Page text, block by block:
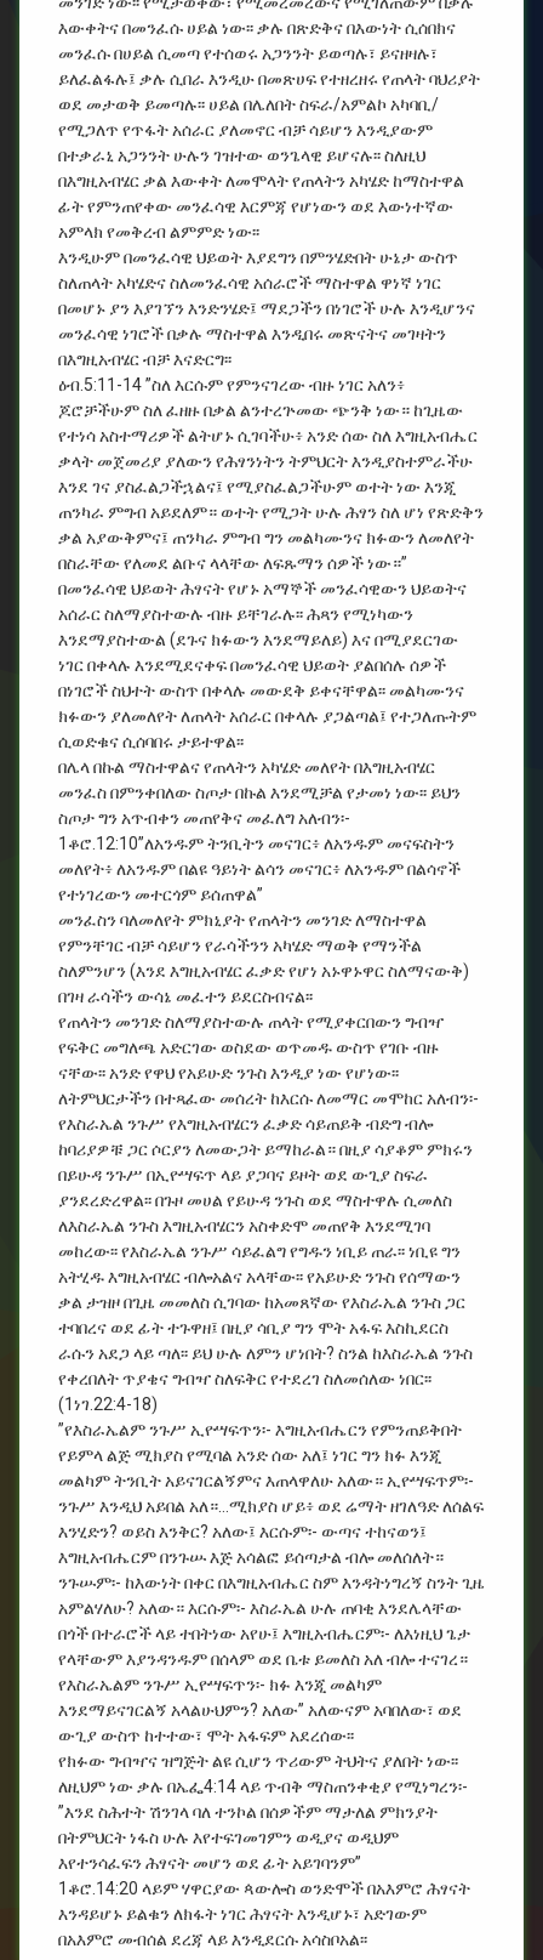
እውቀትና በመንፈሱ ሀይል ነው፡፡ ቃሉ በጽድቅና በእውነት ሲሰበክና
መንፈሱ በሀይል ሲመጣ የተሰወሩ አጋንንት ይወጣሉ፣ ይናዘዛሉ፣
ይለፈልፋሉ፤ ቃሉ ሲበራ እንዲሁ በመጽሀፍ የተዘረዘሩ የጠላት ባህሪያት
ወደ መታወቅ ይመጣሉ፡፡ ሀይል በሌለበት ስፍራ/አምልኮ አካባቢ/
የሚጋለጥ የጥፋት አሰራር ያለመኖር ብቻ ሳይሆን እንዲያውም
በተቃራኒ አጋንንት ሁሉን ገዝተው ወንጌላዊ ይሆናሉ፡፡ ስለዚህ
በእግዚአብሄር ቃል እውቀት ለመሞላት የጠላትን አካሄድ ከማስተዋል
ፊት የምንጠየቀው መንፈሳዊ እርምጃ የሆነውን ወደ እውነተኛው
አምላክ የመቅረብ ልምምድ ነው፡፡
እንዲሁም በመንፈሳዊ ህይወት እያደግን በምንሄድበት ሁኔታ ውስጥ
ስለጠላት አካሄድና ስለመንፈሳዊ አሰራሮች ማስተዋል ዋነኛ ነገር
በመሆኑ ያን እያገኘን እንድንሄድ፤ ማደጋችን በነገሮች ሁሉ እንዲሆንና
መንፈሳዊ ነገሮች በቃሉ ማስተዋል እንዲበሩ መጽናትና መገዛትን
በእግዚአብሄር ብቻ እናድርግ፡፡
ዕብ.5:11-14 ”ስለ እርሱም የምንናገረው ብዙ ነገር አለን፥
ጆሮቻችሁም ስለ ፈዘዙ በቃል ልንተረጕመው ጭንቅ ነው። ከጊዜው
የተነሳ አስተማሪዎች ልትሆኑ ሲገባችሁ፥ አንድ ሰው ስለ እግዚአብሔር
ቃላት መጀመሪያ ያለውን የሕፃንነትን ትምህርት እንዲያስተምራችሁ
እንደ ገና ያስፈልጋችኋልና፤ የሚያስፈልጋችሁም ወተት ነው እንጂ
ጠንካራ ምግብ አይደለም። ወተት የሚጋት ሁሉ ሕፃን ስለ ሆነ የጽድቅን
ቃል አያውቅምና፤ ጠንካራ ምግብ ግን መልካሙንና ክፉውን ለመለየት
በስራቸው የለመደ ልቡና ላላቸው ለፍጹማን ሰዎች ነው።”
በመንፈሳዊ ህይወት ሕፃናት የሆኑ አማኞች መንፈሳዊውን ህይወትና
አሰራር ስለማያስተውሉ ብዙ ይቸገራሉ፡፡ ሕጻን የሚነካውን
እንደማያስተውል (ደጉና ክፉውን እንደማይለይ) እና በሚያደርገው
ነገር በቀላሉ እንደሚደናቀፍ በመንፈሳዊ ህይወት ያልበሰሉ ሰዎች
በነገሮች ስህተት ውስጥ በቀላሉ መውደቅ ይቀናቸዋል፡፡ መልካሙንና
ክፉውን ያለመለየት ለጠላት አሰራር በቀላሉ ያጋልጣል፤ የተጋለጡትም
ሲወድቁና ሲሰባበሩ ታይተዋል፡፡
በሌላ በኩል ማስተዋልና የጠላትን አካሄድ መለየት በእግዚአብሄር
መንፈስ በምንቀበለው ስጦታ በኩል እንደሚቻል የታመነ ነው፡፡ ይህን
ስጦታ ግን አጥብቀን መጠየቅና መፈለግ አለብን፡-
1ቆሮ.12:10”ለአንዱም ትንቢትን መናገር፥ ለአንዱም መናፍስትን
መለየት፥ ለአንዱም በልዩ ዓይነት ልሳን መናገር፥ ለአንዱም በልሳኖች
የተነገረውን መተርጎም ይሰጠዋል”
መንፈስን ባለመለየት ምክኒያት የጠላትን መንገድ ለማስተዋል
የምንቸገር ብቻ ሳይሆን የራሳችንን አካሄድ ማወቅ የማንችል
ስለምንሆን (እንደ እግዚአብሄር ፈቃድ የሆነ አኑዋኑዋር ስለማናውቅ)
በገዛ ራሳችን ውሳኔ መፈተን ይደርስብናል፡፡
የጠላትን መንገድ ስለማያስተውሉ ጠላት የሚያቀርበውን ግብዣ
የፍቅር መግለጫ አድርገው ወስደው ወጥመዱ ውስጥ የገቡ ብዙ
ናቸው፡፡ አንድ የዋህ የአይሁድ ንጉስ እንዲያ ነው የሆነው፡፡
ለትምህርታችን በተጻፈው መሰረት ከእርሱ ለመማር መሞከር አለብን፡-
የእስራኤል ንጉሥ የእግዚአብሄርን ፈቃድ ሳይጠይቅ ብድግ ብሎ
ከባሪያዎቹ ጋር ሶርያን ለመውጋት ይማከራል። በዚያ ሳያቆም ምክሩን
በይሁዳ ንጉሥ በኢዮሣፍጥ ላይ ያጋባና ይዞት ወደ ውጊያ ስፍራ
ያንደረድረዋል፡፡ በጉዞ መሀል የይሁዳ ንጉስ ወደ ማስተዋሉ ሲመለስ
ለእስራኤል ንጉስ እግዚአብሄርን አስቀድሞ መጠየቅ እንደሚገባ
መከረው፡፡ የእስራኤል ንጉሥ ሳይፈልግ የግዱን ነቢይ ጠራ፡፡ ነቢዩ ግን
አትሂዱ እግዚአብሄር ብሎአልና አላቸው፡፡ የአይሁድ ንጉስ የሰማውን
ቃል ታዝዞ በጊዜ መመለስ ሲገባው ከአመጸኛው የእስራኤል ንጉስ ጋር
ተባበረና ወደ ፊት ተጉዋዘ፤ በዚያ ሳቢያ ግን ሞት አፋፍ እስኪደርስ
ራሱን አደጋ ላይ ጣለ፡፡ ይህ ሁሉ ለምን ሆነበት? ስንል ከእስራኤል ንጉስ
የቀረበለት ጥያቄና ግብዣ ስለፍቅር የተደረገ ስለመሰለው ነበር፡፡
(1ነገ.22:4-18)
”የእስራኤልም ንጉሥ ኢዮሣፍጥን፡- እግዚአብሔርን የምንጠይቅበት
የይምላ ልጅ ሚክያስ የሚባል አንድ ሰው አለ፤ ነገር ግን ክፉ እንጂ
መልካም ትንቢት አይናገርልኝምና እጠላዋለሁ አለው። ኢዮሣፍጥም፡-
ንጉሥ እንዲህ አይበል አለ።…ሚክያስ ሆይ፥ ወደ ሬማት ዘገለዓድ ለሰልፍ
እንሂድን? ወይስ እንቅር? አለው፤ እርሱም፡- ውጣና ተከናወን፤
እግዚአብሔርም በንጉሡ እጅ አሳልፎ ይሰጣታል ብሎ መለሰለት።
ንጉሡም፡- ከእውነት በቀር በእግዚአብሔር ስም እንዳትነግረኝ ስንት ጊዜ
አምልሃለሁ? አለው። እርሱም፡- እስራኤል ሁሉ ጠባቂ እንደሌላቸው
በጎች በተራሮች ላይ ተበትነው አየሁ፤ እግዚአብሔርም፡- ለእነዚህ ጌታ
የላቸውም እያንዳንዱም በሰላም ወደ ቤቱ ይመለስ አለ ብሎ ተናገረ።
የእስራኤልም ንጉሥ ኢዮሣፍጥን፡- ክፉ እንጂ መልካም
እንደማይናገርልኝ አላልሁህምን? አለው” አለውናም አባበለው፣ ወደ
ውጊያ ውስጥ ከተተው፣ ሞት አፋፍም አደረሰው፡፡
የክፉው ግብዣና ዝግጅት ልዩ ሲሆን ጥሪውም ትህትና ያለበት ነው፡፡
ለዚህም ነው ቃሉ በኤፌ4:14 ላይ ጥብቅ ማስጠንቀቂያ የሚነግረን፡-
”እንደ ስሕተት ሽንገላ ባለ ተንኮል በሰዎችም ማታለል ምክንያት
በትምህርት ነፋስ ሁሉ እየተፍገመገምን ወዲያና ወዲህም
እየተንሳፈፍን ሕፃናት መሆን ወደ ፊት አይገባንም”
1ቆሮ.14:20 ላይም ሃዋርያው ጳውሎስ ወንድሞች በአእምሮ ሕፃናት
እንዳይሆኑ ይልቁን ለክፋት ነገር ሕፃናት እንዲሆኑ፣ አድገውም
በአእምሮ መብሰል ደረጃ ላይ እንዲደርሱ አሳስቦአል፡፡